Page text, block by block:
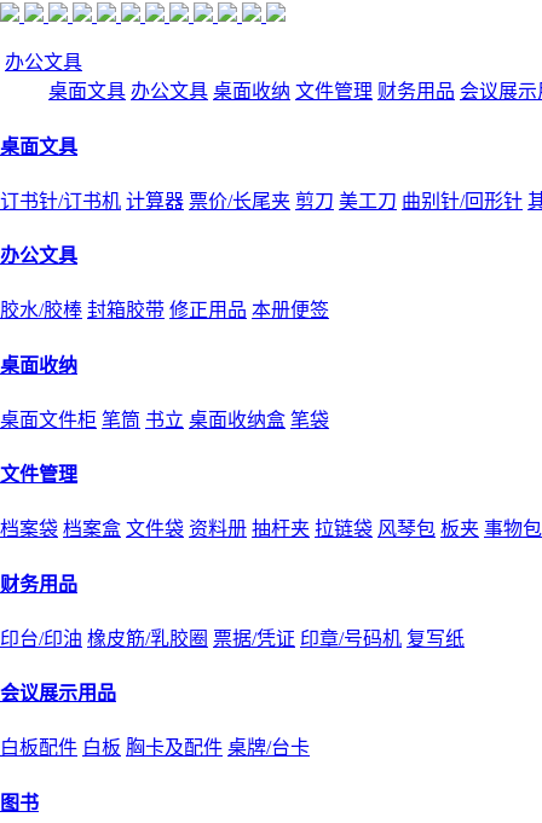
办公文具
桌面文具 办公文具 桌面收纳 文件管理 财务用品 会议展示
桌面文具
订书针/订书机 计算器 票价/长尾夹 剪刀 美工刀 曲别针/回形针
办公文具
胶水/胶棒 封箱胶带 修正用品 本册便签
桌面收纳
桌面文件柜 笔筒 书立 桌面收纳盒 笔袋
文件管理
档案袋 档案盒 文件袋 资料册 抽杆夹 拉链袋 风琴包 板夹 事物包
财务用品
印台/印油 橡皮筋/乳胶圈 票据/凭证 印章/号码机 复写纸
会议展示用品
白板配件 白板 胸卡及配件 桌牌/台卡
图书